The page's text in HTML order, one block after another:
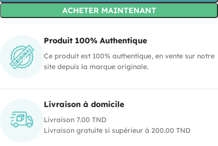
ACHETER MAINTENANT
Produit 100% Authentique
Ce produit est 100% authentique, en vente sur notre
site depuis la marque originale.
Livraison à domicile
Livraison 7.00 TND
Livraison gratuite si supérieur à 200.00 TND